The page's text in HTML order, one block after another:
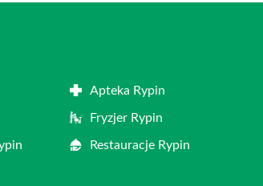
Apteka Rypin
Fryzjer Rypin
Restauracje Rypin